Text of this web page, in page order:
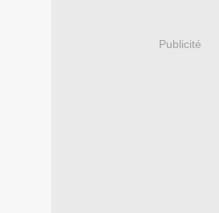
Publicité